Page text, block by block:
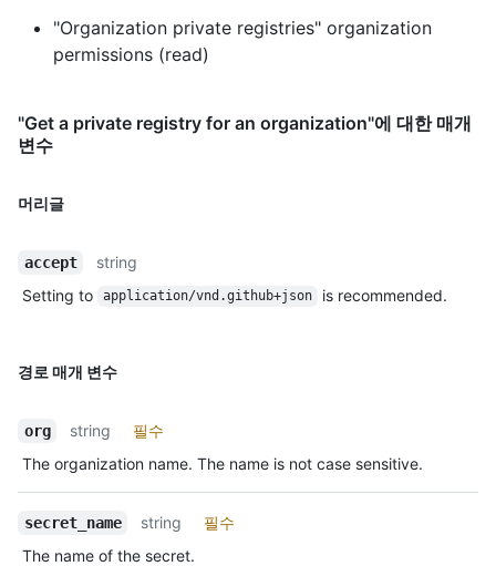
"Organization private registries" organization
permissions (read)
"Get a private registry for an organization"에 대한 매개
변수
머리글
accept
string
Setting to
application/vnd.github+json is recommended.
경로 매개 변수
org string
필수
The organization name. The name is not case sensitive.
secret_name string
필수
The name of the secret.